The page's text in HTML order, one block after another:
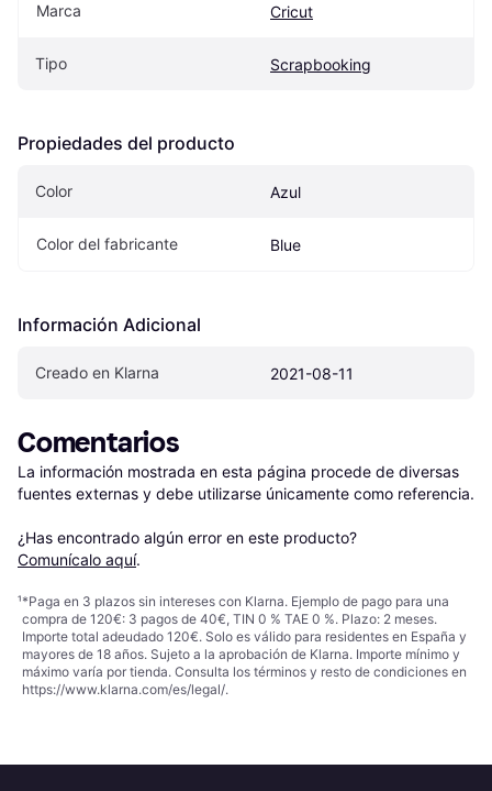
Marca Cricut
Tipo Scrapbooking
Propiedades del producto
Color Azul
Color del fabricante Blue
Información Adicional
Creado en Klarna 2021-08-11
Comentarios
La información mostrada en esta página procede de diversas
fuentes externas y debe utilizarse únicamente como referencia.
¿Has encontrado algún error en este producto?
Comunícalo aquí.
¹*Paga en 3 plazos sin intereses con Klarna. Ejemplo de pago para una
compra de 120€: 3 pagos de 40€, TIN 0 % TAE 0 %. Plazo: 2 meses.
Importe total adeudado 120€. Solo es válido para residentes en España y
mayores de 18 años. Sujeto a la aprobación de Klarna. Importe mínimo y
máximo varía por tienda. Consulta los términos y resto de condiciones en
https://www.klarna.com/es/legal/.